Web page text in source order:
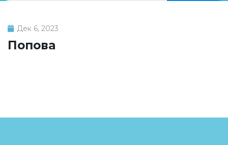
Дек 6, 2023
Попова